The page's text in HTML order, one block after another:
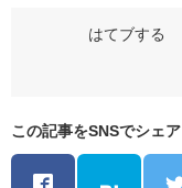
この記事をSNSでシェア